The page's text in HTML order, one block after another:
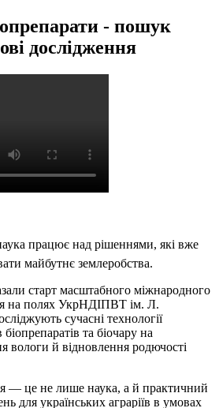
- пошук
дослідження
працює над рішеннями, які вже
майбутнє землеробства.
старт масштабного міжнародного
на полях УкрНДІПВТ ім. Л.
сучасні технології
та біочару на
вологи й відновлення родючості
— це не лише наука, а й практичний
для українських аграріїв в умовах